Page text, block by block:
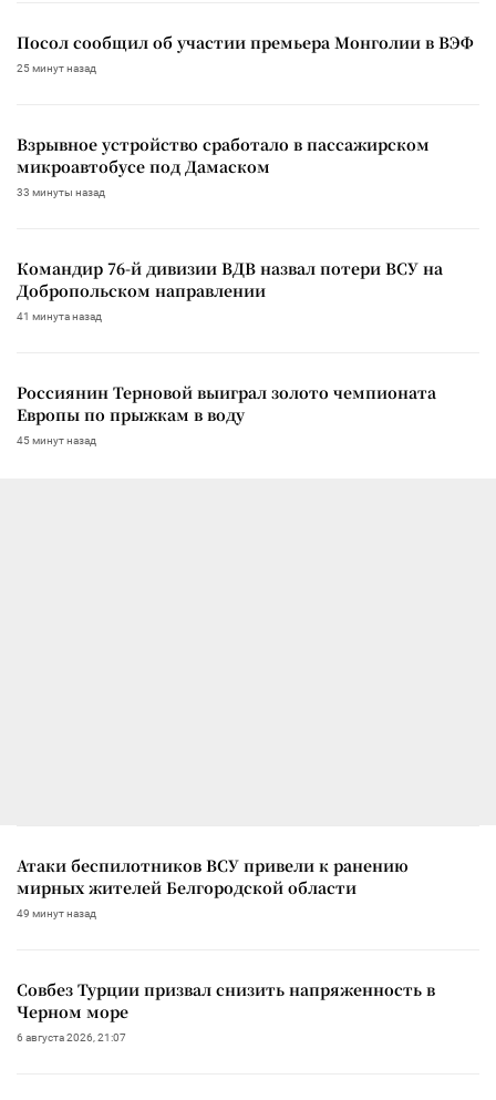
Посол сообщил об участии премьера Монголии в ВЭФ
25 минут назад
Взрывное устройство сработало в пассажирском
микроавтобусе под Дамаском
33 минуты назад
Командир 76-й дивизии ВДВ назвал потери ВСУ на
Добропольском направлении
41 минута назад
Россиянин Терновой выиграл золото чемпионата
Европы по прыжкам в воду
45 минут назад
Атаки беспилотников ВСУ привели к ранению
мирных жителей Белгородской области
49 минут назад
Совбез Турции призвал снизить напряженность в
Черном море
6 августа 2026, 21:07